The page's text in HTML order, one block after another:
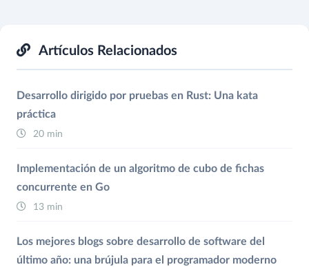
Artículos Relacionados
Desarrollo dirigido por pruebas en Rust: Una kata
práctica
20 min
Implementación de un algoritmo de cubo de fichas
concurrente en Go
13 min
Los mejores blogs sobre desarrollo de software del
último año: una brújula para el programador moderno